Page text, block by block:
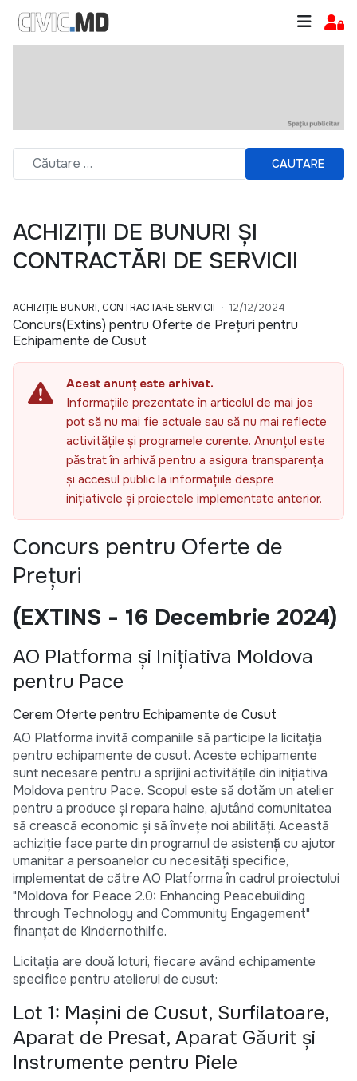
CAUTARE
ACHIZIȚII DE BUNURI ȘI
CONTRACTĂRI DE SERVICII
ACHIZIȚIE BUNURI, CONTRACTARE SERVICII 12/12/2024
Concurs(Extins) pentru Oferte de Prețuri pentru
Echipamente de Cusut
Acest anunț este arhivat.
Informațiile prezentate în articolul de mai jos
pot să nu mai fie actuale sau să nu mai reflecte
activitățile și programele curente. Anunțul este
păstrat în arhivă pentru a asigura transparența
și accesul public la informațiile despre
inițiativele și proiectele implementate anterior.
Concurs pentru Oferte de
Prețuri
(EXTINS - 16 Decembrie 2024)
AO Platforma și Inițiativa Moldova
pentru Pace
Cerem Oferte pentru Echipamente de Cusut
AO Platforma invită companiile să participe la licitația
pentru echipamente de cusut. Aceste echipamente
sunt necesare pentru a sprijini activitățile din inițiativa
Moldova pentru Pace. Scopul este să dotăm un atelier
pentru a produce și repara haine, ajutând comunitatea
să crească economic și să învețe noi abilități. Această
achiziție face parte din programul de asistență cu ajutor
umanitar a persoanelor cu necesități specifice,
implementat de către AO Platforma în cadrul proiectului
"Moldova for Peace 2.0: Enhancing Peacebuilding
through Technology and Community Engagement"
finanțat de Kindernothilfe.
Licitația are două loturi, fiecare având echipamente
specifice pentru atelierul de cusut:
Lot 1: Mașini de Cusut, Surfilatoare,
Aparat de Presat, Aparat Găurit și
Instrumente pentru Piele